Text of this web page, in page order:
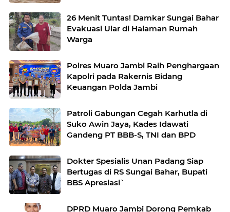
26 Menit Tuntas! Damkar Sungai Bahar
Evakuasi Ular di Halaman Rumah
Warga
Polres Muaro Jambi Raih Penghargaan
Kapolri pada Rakernis Bidang
Keuangan Polda Jambi
Patroli Gabungan Cegah Karhutla di
Suko Awin Jaya, Kades Idawati
Gandeng PT BBB-S, TNI dan BPD
Dokter Spesialis Unan Padang Siap
Bertugas di RS Sungai Bahar, Bupati
BBS Apresiasi`
DPRD Muaro Jambi Dorong Pemkab